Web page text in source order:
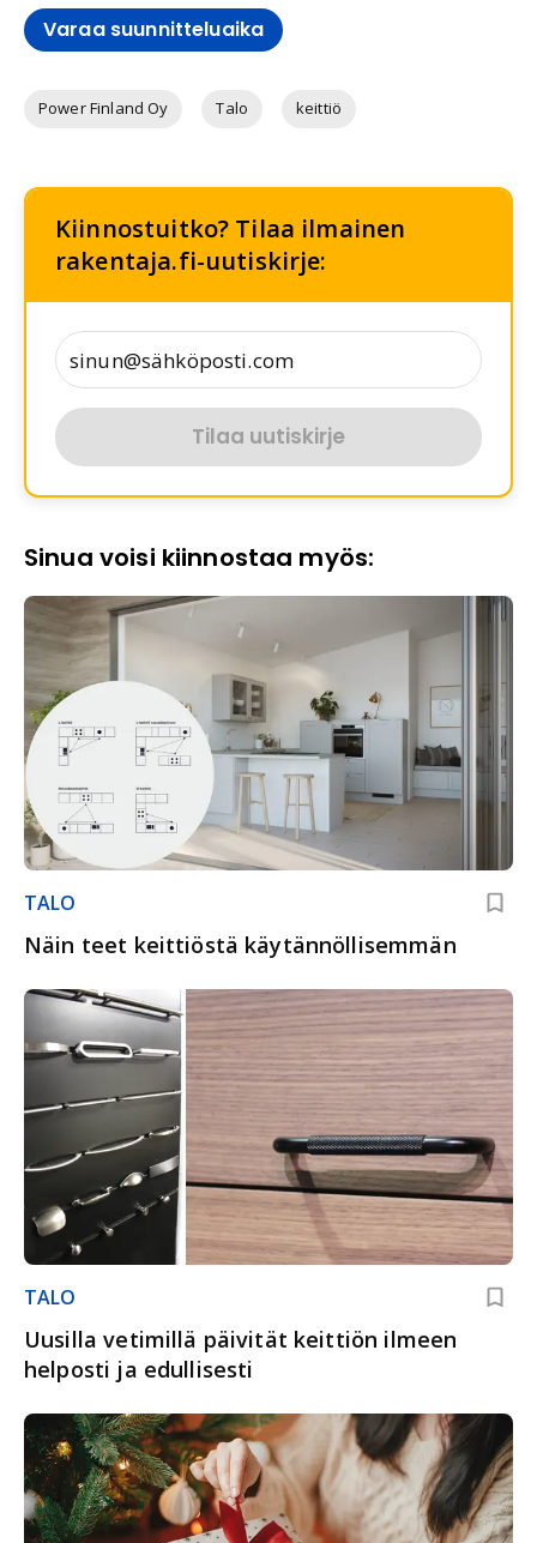
Varaa suunnitteluaika
Power Finland Oy Talo keittiö
Kiinnostuitko? Tilaa ilmainen
rakentaja.fi-uutiskirje:
Tilaa uutiskirje
Sinua voisi kiinnostaa myös:
TALO
Näin teet keittiöstä käytännöllisemmän
TALO
Uusilla vetimillä päivität keittiön ilmeen
helposti ja edullisesti